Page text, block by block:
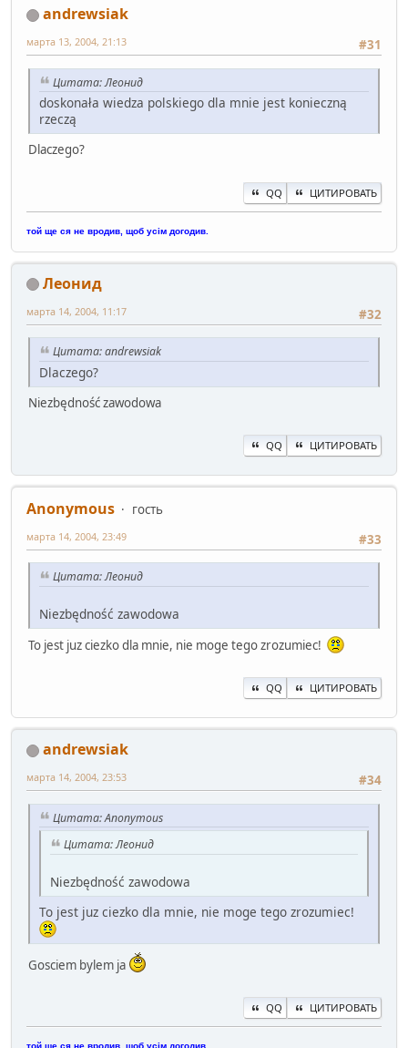
andrewsiak
#31
марта 13, 2004, 21:13
Цитата: Леонид
doskonała wiedza polskiego dla mnie jest konieczną
rzeczą
Dlaczego?
QQ ЦИТИРОВАТЬ
той ще ся не вродив, щоб усім догодив.
Леонид
#32
марта 14, 2004, 11:17
Цитата: andrewsiak
Dlaczego?
Niezbędność zawodowa
QQ ЦИТИРОВАТЬ
Anonymous
гость
#33
марта 14, 2004, 23:49
Цитата: Леонид
Niezbędność zawodowa
To jest juz ciezko dla mnie, nie moge tego zrozumiec!
QQ ЦИТИРОВАТЬ
andrewsiak
#34
марта 14, 2004, 23:53
Цитата: Anonymous
Цитата: Леонид
Niezbędność zawodowa
To jest juz ciezko dla mnie, nie moge tego zrozumiec!
Gosciem bylem ja
QQ ЦИТИРОВАТЬ